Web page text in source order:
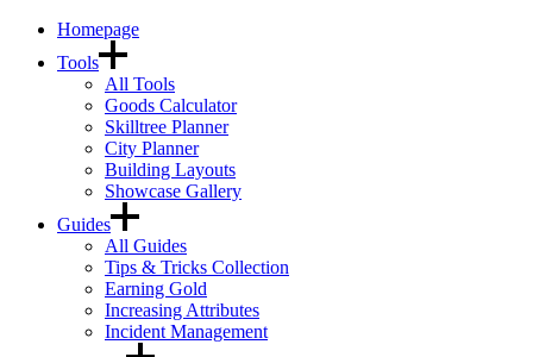
Homepage
Tools
All Tools
Goods Calculator
Skilltree Planner
City Planner
Building Layouts
Showcase Gallery
Guides
All Guides
Tips & Tricks Collection
Earning Gold
Increasing Attributes
Incident Management